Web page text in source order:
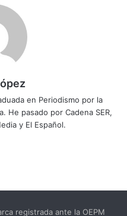
en Periodismo por la
He pasado por Cadena SER,
y El Español.
registrada ante la OEPM